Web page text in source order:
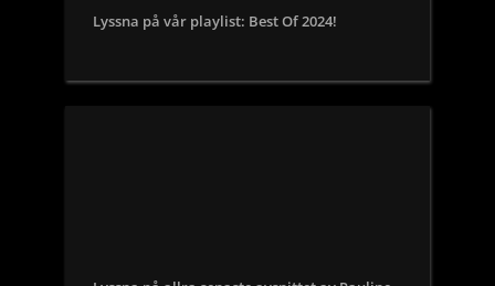
Lyssna på vår playlist: Best Of 2024!